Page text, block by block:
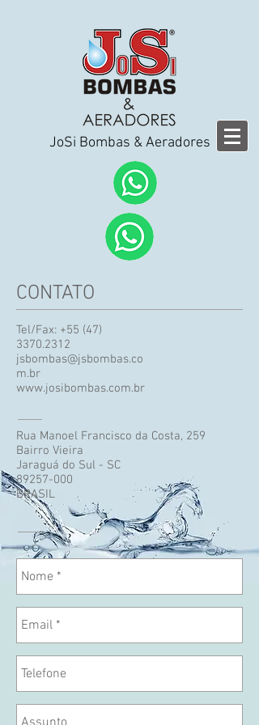
JoSi Bombas & Aeradores
CONTATO
Tel/Fax: +55 (47)
3370.2312
jsbombas@jsbombas.co
m.br
www.josibombas.com.br
Rua Manoel Francisco da Costa, 259
Bairro Vieira
Jaraguá do Sul - SC
89257-000
BRASIL